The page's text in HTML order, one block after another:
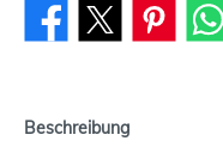
Beschreibung